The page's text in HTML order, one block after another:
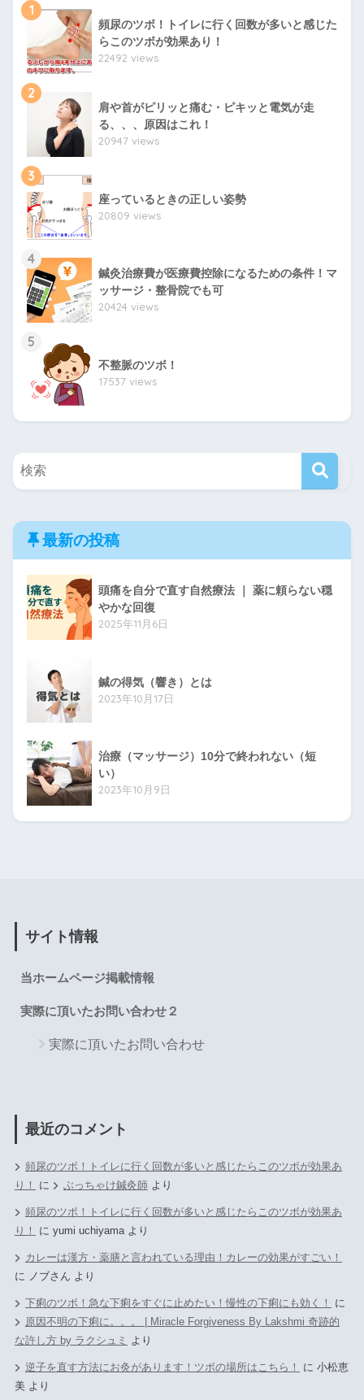
1
頻尿のツボ！トイレに行く回数が多いと感じた
らこのツボが効果あり！
22492 views
2
肩や首がピリッと痛む・ピキッと電気が走
る、、、原因はこれ！
20947 views
3
座っているときの正しい姿勢
20809 views
4
鍼灸治療費が医療費控除になるための条件！マ
ッサージ・整骨院でも可
20424 views
5
不整脈のツボ！
17537 views
最新の投稿
頭痛を自分で直す自然療法 ｜ 薬に頼らない穏
やかな回復
2025年11月6日
鍼の得気（響き）とは
2023年10月17日
治療（マッサージ）10分で終われない（短
い）
2023年10月9日
サイト情報
当ホームページ掲載情報
実際に頂いたお問い合わせ２
実際に頂いたお問い合わせ
最近のコメント
頻尿のツボ！トイレに行く回数が多いと感じたらこのツボが効果あ
り！
に ぶっちゃけ鍼灸師 より
頻尿のツボ！トイレに行く回数が多いと感じたらこのツボが効果あ
り！
に yumi uchiyamaより
カレーは漢方・薬膳と言われている理由！カレーの効果がすごい！
に ノブさん より
下痢のツボ！急な下痢をすぐに止めたい！慢性の下痢にも効く！
に
原因不明の下痢に。。。 | Miracle Forgiveness By Lakshmi 奇跡的
な許し方 by ラクシュミ
より
逆子を直す方法にお灸があります！ツボの場所はこちら！ に 小松恵
美より